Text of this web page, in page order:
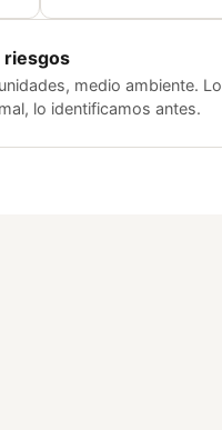
riesgos
medio ambiente. Lo
lo identificamos antes.